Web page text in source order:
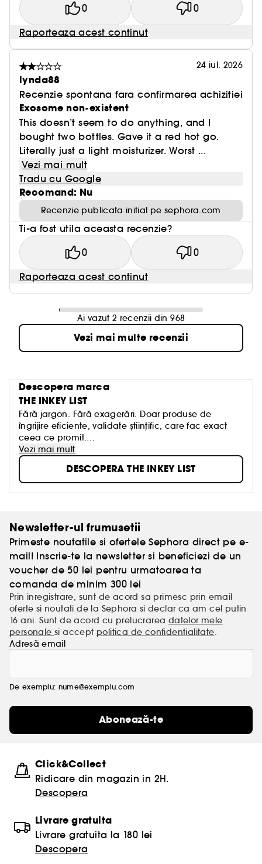
0 0
Raporteaza acest continut
24 iul. 2026
lynda88
Recenzie spontana fara confirmarea achizitiei
Exosome non-existent
This doesn’t seem to do anything, and I
bought two bottles. Gave it a red hot go.
Literally just a light moisturizer. Worst ...
Vezi mai mult
Tradu cu Google
Recomand: Nu
Recenzie publicata initial pe sephora.com
Ti-a fost utila aceasta recenzie?
0 0
Raporteaza acest continut
Ai vazut 2 recenzii din 968
Vezi mai multe recenzii
Descopera marca
THE INKEY LIST
Fără jargon. Fără exagerări. Doar produse de
îngrijire eficiente, validate științific, care fac exact
ceea ce promit.
The INKEY List vă arată ceea ce are cu adevărat
nevoie pielea dvs., nu ceea ce este la modă. Fie că
sunteți începător în îngrijirea pielii sau deja expert cu
o rutină bine stabilită, INKEY vă este întotdeauna
alături, cu inovație, educație și rezultate dovedite
INKEY. Fără vorbe goale, doar o piele mai frumoasă.
Vezi mai mult
DESCOPERA THE INKEY LIST
Newsletter-ul frumusetii
Primeste noutatile si ofertele Sephora direct pe e-
mail! Inscrie-te la newsletter si beneficiezi de un
voucher de 50 lei pentru urmatoarea ta
comanda de minim 300 lei
Prin inregistrare, sunt de acord sa primesc prin email
oferte si noutati de la Sephora si declar ca am cel putin
16 ani. Sunt de acord cu prelucrarea datelor mele
personalesi accept politica de confidentialitate.
Adresă email
De exemplu: nume@exemplu.com
Abonează-te
Click&Collect
Ridicare din magazin in 2H.
Descopera
Livrare gratuita
Livrare gratuita la 180 lei
Descopera